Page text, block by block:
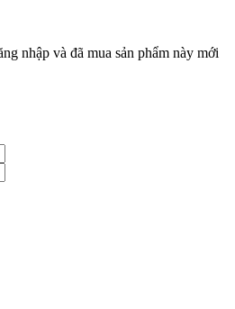
nhập và đã mua sản phẩm này mới